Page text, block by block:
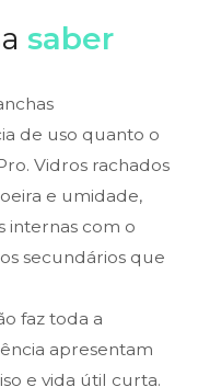
saber
de uso quanto o
Vidros rachados
e umidade,
internas com o
secundários que
faz toda a
apresentam
e vida útil curta.